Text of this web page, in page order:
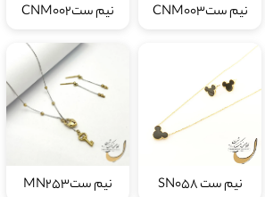
نیم ستCNM003 نیم ستCNM002
نیم ست SN058 نیم ستMN253